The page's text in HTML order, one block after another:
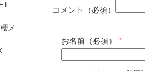
コメント（必須）
お名前（必須） *
メ